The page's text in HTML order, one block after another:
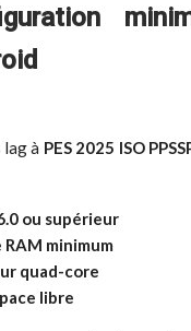
à PES 2025 ISO
ou supérieur
RAM minimum
quad-core
libre